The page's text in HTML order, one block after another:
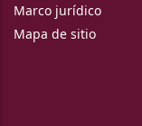
Marco jurídico
Mapa de sitio